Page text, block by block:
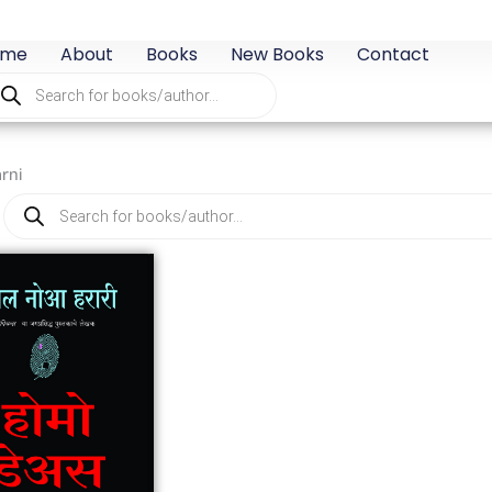
About Books New Books Contact
search